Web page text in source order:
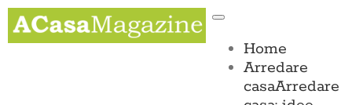
Salta
contenuto
Toggle
Home
Arredare
casaArredare